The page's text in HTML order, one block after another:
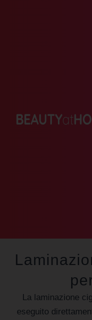
La laminazione
eseguito